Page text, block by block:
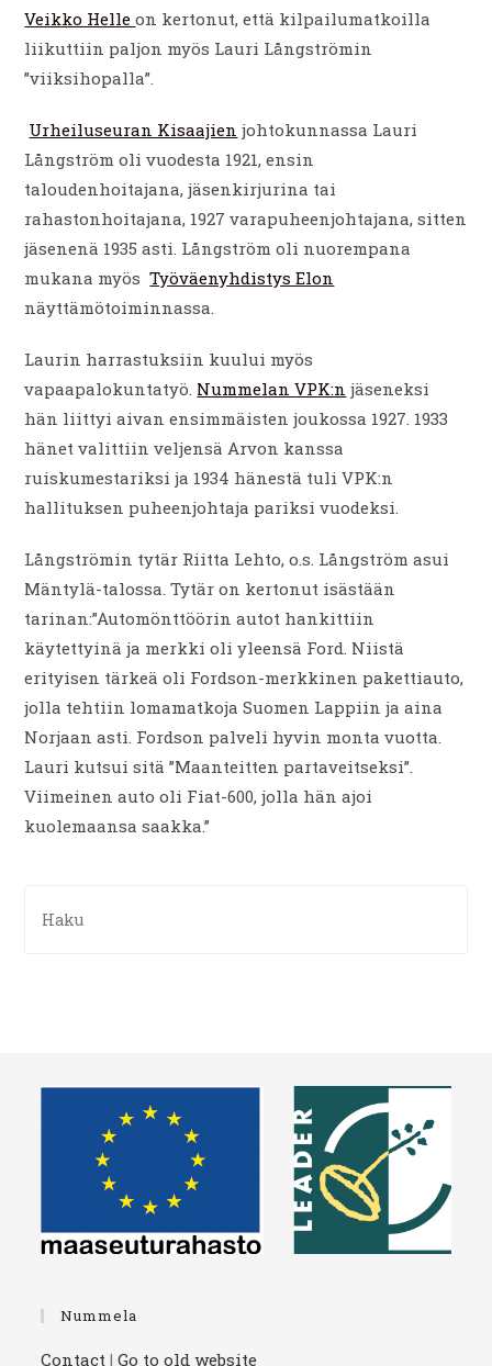
Veikko Helleon kertonut, että kilpailumatkoilla
liikuttiin paljon myös Lauri Långströmin
”viiksihopalla”.
Urheiluseuran Kisaajien johtokunnassa Lauri
Långström oli vuodesta 1921, ensin
taloudenhoitajana, jäsenkirjurina tai
rahastonhoitajana, 1927 varapuheenjohtajana, sitten
jäsenenä 1935 asti. Långström oli nuorempana
mukana myösTyöväenyhdistys Elon
näyttämötoiminnassa.
Laurin harrastuksiin kuului myös
vapaapalokuntatyö. Nummelan VPK:n jäseneksi
hän liittyi aivan ensimmäisten joukossa 1927. 1933
hänet valittiin veljensä Arvon kanssa
ruiskumestariksi ja 1934 hänestä tuli VPK:n
hallituksen puheenjohtaja pariksi vuodeksi.
Långströmin tytär Riitta Lehto, o.s. Långström asui
Mäntylä-talossa. Tytär on kertonut isästään
tarinan:”Automönttöörin autot hankittiin
käytettyinä ja merkki oli yleensä Ford. Niistä
erityisen tärkeä oli Fordson-merkkinen pakettiauto,
jolla tehtiin lomamatkoja Suomen Lappiin ja aina
Norjaan asti. Fordson palveli hyvin monta vuotta.
Lauri kutsui sitä ”Maanteitten partaveitseksi”.
Viimeinen auto oli Fiat-600, jolla hän ajoi
kuolemaansa saakka.”
Nummela
Contact |Go to old website